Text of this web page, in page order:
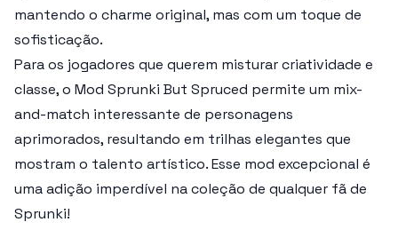
mantendo o charme original, mas com um toque de
sofisticação.
Para os jogadores que querem misturar criatividade e
classe, o Mod Sprunki But Spruced permite um mix-
and-match interessante de personagens
aprimorados, resultando em trilhas elegantes que
mostram o talento artístico. Esse mod excepcional é
uma adição imperdível na coleção de qualquer fã de
Sprunki!